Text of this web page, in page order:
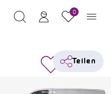
0
Teilen